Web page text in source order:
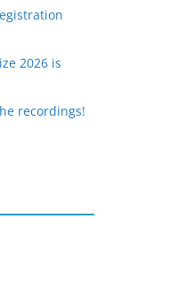
2026 is
recordings!